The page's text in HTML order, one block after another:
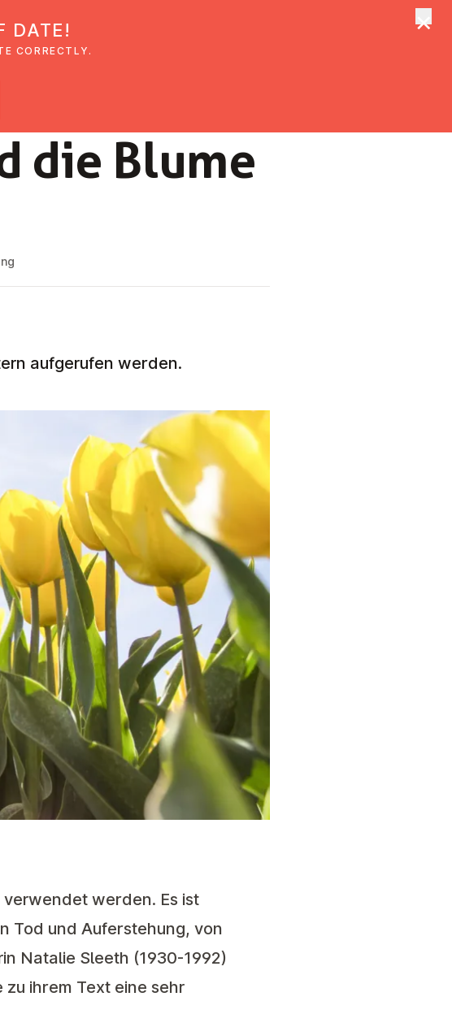
Veranstaltungen
die Blume
aufgerufen werden.
verwendet werden. Es ist
Tod und Auferstehung, von
Natalie Sleeth (1930-1992)
ihrem Text eine sehr
DATE!
CORRECTLY.
×